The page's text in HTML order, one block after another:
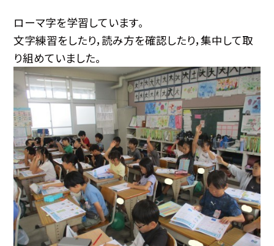
ローマ字を学習しています。
文字練習をしたり，読み方を確認したり，集中して取
り組めていました。